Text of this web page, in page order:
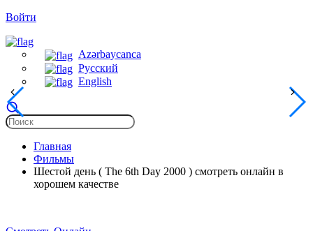
Войти
Azərbaycanca
Русский
English
Главная
Фильмы
Шестой день ( The 6th Day 2000 ) смотреть онлайн в
хорошем качестве